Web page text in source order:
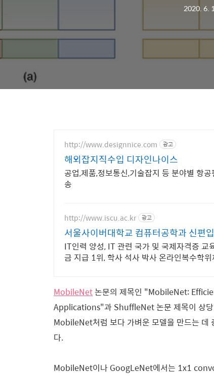
2020. 6.
http://www.designnice.com 광고
해외잡지직수입 디자인나이스
공업,제품,정보통신,기술잡지 등 분야별 항
송
http://www.iscu.ac.kr 광고
서울사이버대학교 컴퓨터공학과 신편
IT인력 양성, IT 관련 국가 및 국제자격증 교
금 지급 1위, 학사 석사 박사 온라인복수학위
MobileNet논문의 제목인 "MobileNet:
Applications"과 ShuffleNet 논문 제목이 상
MobileNet처럼 보다 가벼운 모델을 만드는
다.
MobileNet이나 GoogLeNet에서는 1x1